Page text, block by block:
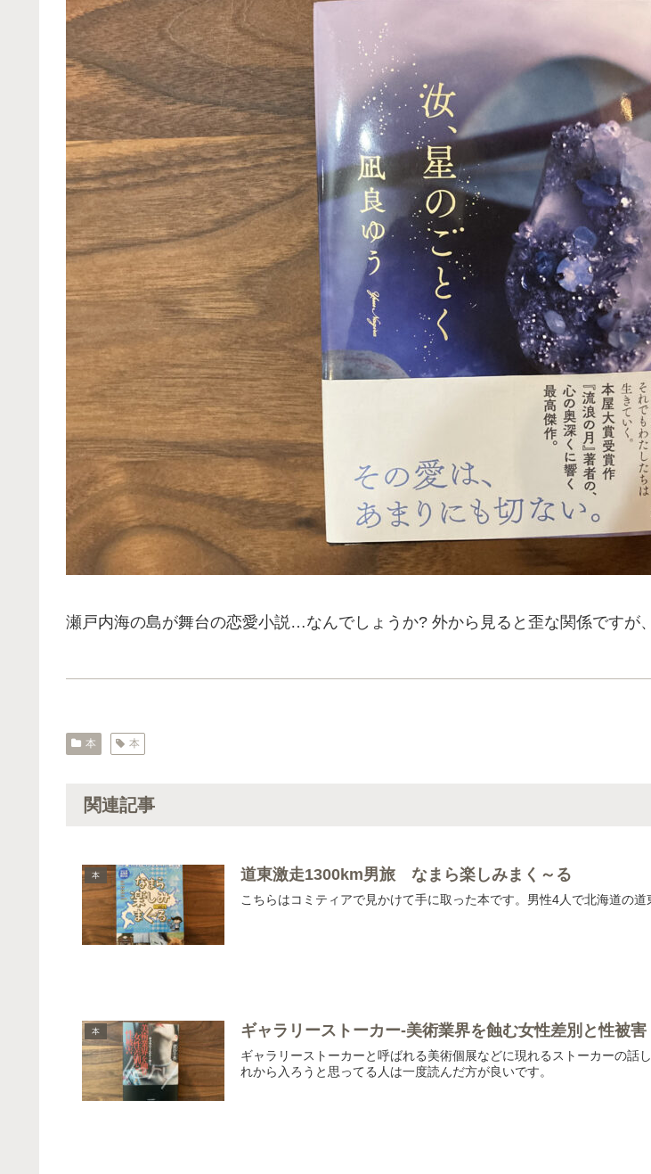
瀬戸内海の島が舞台の恋愛小説…なんでしょうか? 外から見ると歪な関係ですが
本 本
関連記事
本 道東激走1300km男旅 なまら楽しみまく～る
こちらはコミティアで見かけて手に取った本です。男性4人で北海道の道
本 ギャラリーストーカー-美術業界を蝕む女性差別と性被害
ギャラリーストーカーと呼ばれる美術個展などに現れるストーカーの話
れから入ろうと思ってる人は一度読んだ方が良いです。